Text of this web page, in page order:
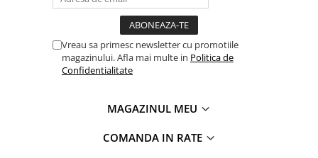
Vreau sa primesc newsletter cu promotiile
magazinului. Afla mai multe in Politica de
Confidentialitate
MAGAZINUL MEU
COMANDA IN RATE